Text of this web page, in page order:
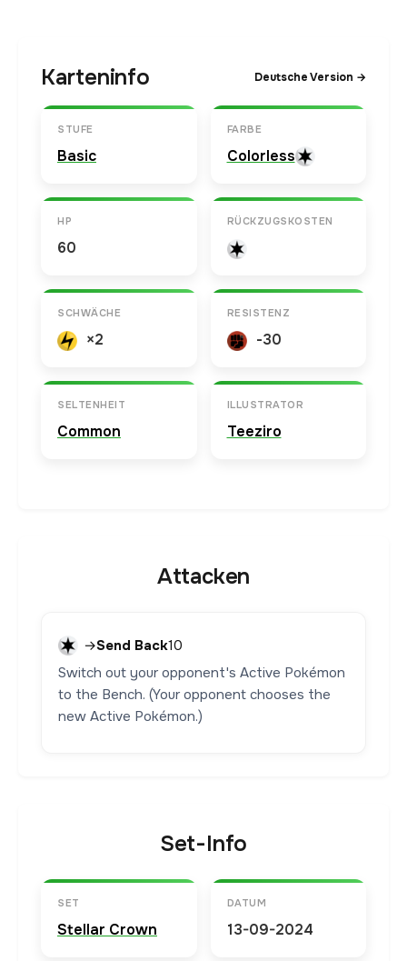
Karteninfo Deutsche Version →
STUFE
Basic
FARBE
Colorless
HP
60
RÜCKZUGSKOSTEN
SCHWÄCHE
×2
RESISTENZ
-30
SELTENHEIT
Common
ILLUSTRATOR
Teeziro
Attacken
→Send Back10
Switch out your opponent's Active Pokémon
to the Bench. (Your opponent chooses the
new Active Pokémon.)
Set-Info
SET
Stellar Crown
DATUM
13-09-2024